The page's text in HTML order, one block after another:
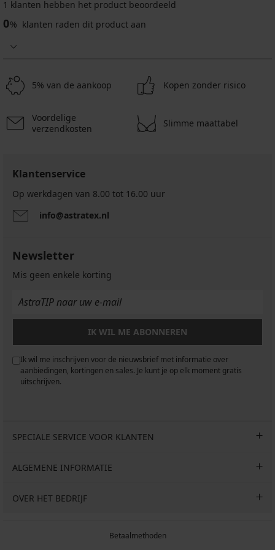
1 klanten hebben het product beoordeeld
0% klanten raden dit product aan
5% van de aankoop Kopen zonder risico
Voordelige
verzendkosten
Slimme maattabel
Klantenservice
Op werkdagen van 8.00 tot 16.00 uur
info@astratex.nl
Newsletter
Mis geen enkele korting
IK WIL ME ABONNEREN
Ik wil me inschrijven voor de nieuwsbrief met informatie over
aanbiedingen, kortingen en sales. Je kunt je op elk moment gratis
uitschrijven.
SPECIALE SERVICE VOOR KLANTEN
ALGEMENE INFORMATIE
OVER HET BEDRIJF
Betaalmethoden